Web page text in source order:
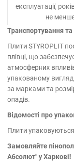
експлуатації,
не
Транспортування та
Плити STYROPLIT
плівці, що
атмосферних
упакованому
за марками та
опадів.
Відомості про
Плити упаковуються
Замовляйте
Абсолют" у Харкові!